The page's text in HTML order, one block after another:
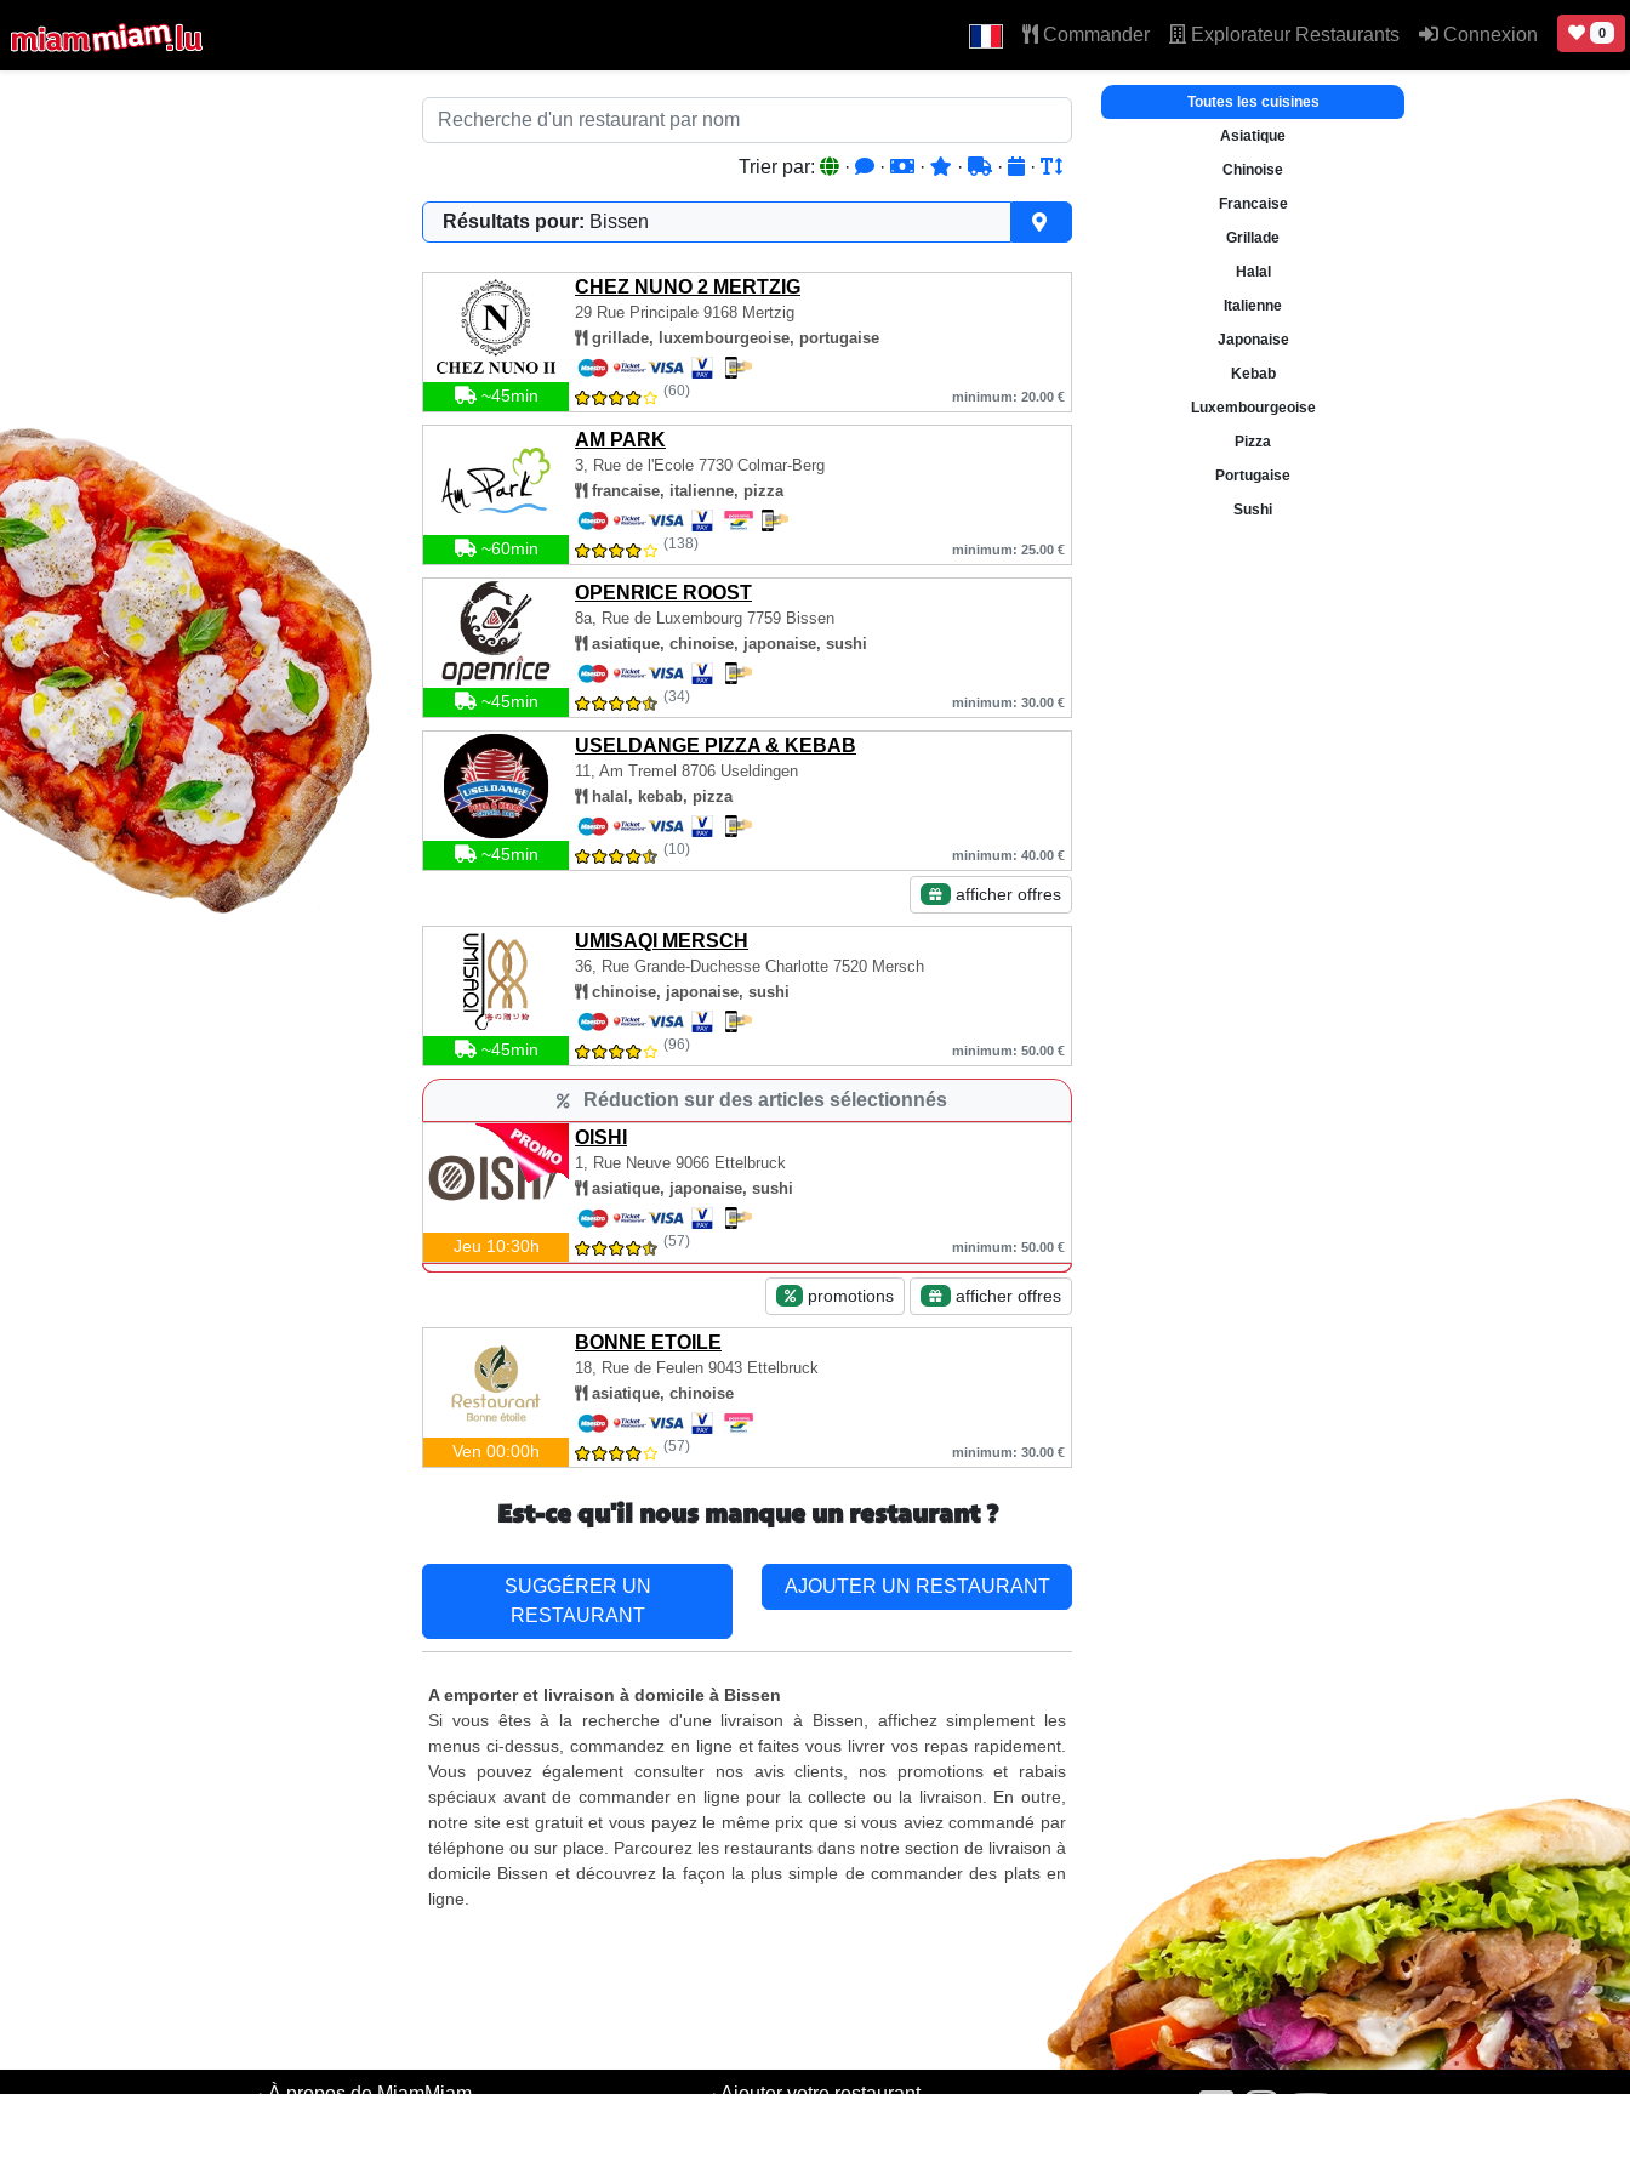
Commander Explorateur Restaurants Connexion 0
Trier par: · · · · · ·
Résultats pour: Bissen
CHEZ NUNO 2 MERTZIG
29 Rue Principale 9168 Mertzig
grillade, luxembourgeoise, portugaise
~45min (60) minimum: 20.00 €
AM PARK
3, Rue de l'Ecole 7730 Colmar-Berg
francaise, italienne, pizza
~60min (138) minimum: 25.00 €
OPENRICE ROOST
8a, Rue de Luxembourg 7759 Bissen
asiatique, chinoise, japonaise, sushi
~45min (34) minimum: 30.00 €
USELDANGE PIZZA & KEBAB
11, Am Tremel 8706 Useldingen
halal, kebab, pizza
~45min (10) minimum: 40.00 €
afficher offres
UMISAQI MERSCH
36, Rue Grande-Duchesse Charlotte 7520 Mersch
chinoise, japonaise, sushi
~45min (96) minimum: 50.00 €
Réduction sur des articles sélectionnés
OISHI
1, Rue Neuve 9066 Ettelbruck
asiatique, japonaise, sushi
Jeu 10:30h (57) minimum: 50.00 €
promotions afficher offres
BONNE ETOILE
18, Rue de Feulen 9043 Ettelbruck
asiatique, chinoise
Ven 00:00h (57) minimum: 30.00 €
Toutes les cuisines
Asiatique
Chinoise
Francaise
Grillade
Halal
Italienne
Japonaise
Kebab
Luxembourgeoise
Pizza
Portugaise
Sushi
Est-ce qu'il nous manque un restaurant ?
SUGGÉRER UN
RESTAURANT
AJOUTER UN RESTAURANT
A emporter et livraison à domicile à Bissen
Si vous êtes à la recherche d'une livraison à Bissen, affichez simplement les
menus ci-dessus, commandez en ligne et faites vous livrer vos repas rapidement.
Vous pouvez également consulter nos avis clients, nos promotions et rabais
spéciaux avant de commander en ligne pour la collecte ou la livraison. En outre,
notre site est gratuit et vous payez le même prix que si vous aviez commandé par
téléphone ou sur place. Parcourez les restaurants dans notre section de livraison à
domicile Bissen et découvrez la façon la plus simple de commander des plats en
ligne.
·À propos de MiamMiam
·Ajouter votre restaurant